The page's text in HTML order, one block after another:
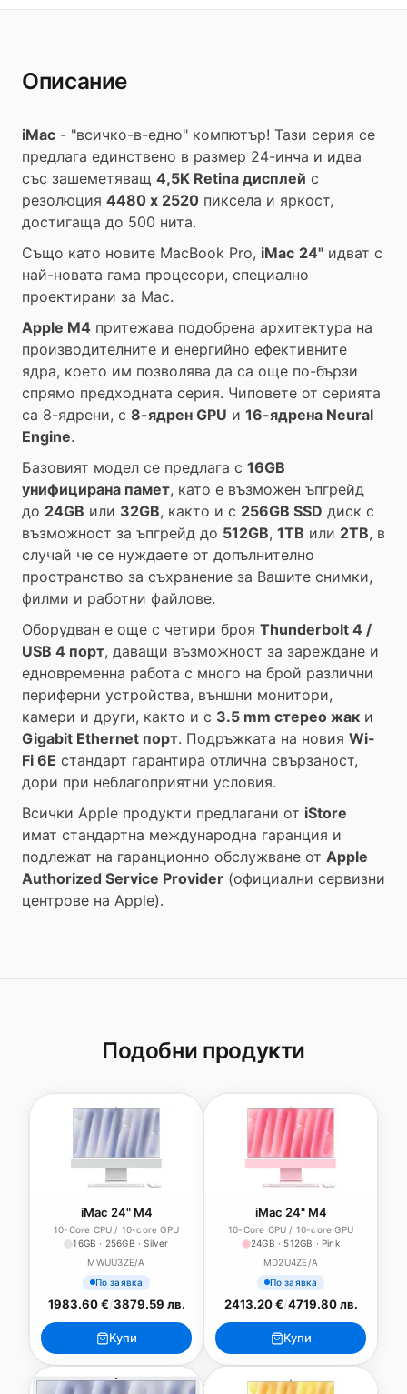
Описание
iMac - "всичко-в-едно" компютър! Тази серия се
предлага единствено в размер 24-инча и идва
със зашеметяващ 4,5K Retina дисплей с
резолюция 4480 x 2520 пиксела и яркост,
достигаща до 500 нита.
Също като новите MacBook Pro, iMac 24" идват с
най-новата гама процесори, специално
проектирани за Mac.
Apple М4 притежава подобрена архитектура на
производителните и енергийно ефективните
ядра, което им позволява да са още по-бързи
спрямо предходната серия. Чиповете от серията
са 8-ядрени, с 8-ядрен GPU и 16-ядрена Neural
Engine.
Базовият модел се предлага с 16GB
унифицирана памет, като е възможен ъпгрейд
до 24GB или 32GB, както и с 256GB SSD диск с
възможност за ъпгрейд до 512GB, 1TB или 2TB, в
случай че се нуждаете от допълнително
пространство за съхранение за Вашите снимки,
филми и работни файлове.
Оборудван е още с четири броя Thunderbolt 4 /
USB 4 порт, даващи възможност за зареждане и
едновременна работа с много на брой различни
периферни устройства, външни монитори,
камери и други, както и с 3.5 mm стерео жак и
Gigabit Ethernet порт. Подръжката на новия Wi-
Fi 6E стандарт гарантира отлична свързаност,
дори при неблагоприятни условия.
Всички Apple продукти предлагани от iStore
имат стандартна международна гаранция и
подлежат на гаранционно обслужване от Apple
Authorized Service Provider (официални сервизни
центрове на Apple).
Подобни продукти
iMac 24" M4
10-Core CPU / 10-core GPU
16GB · 256GB · Silver
MWUU3ZE/A
По заявка
1983.60 €/3879.59 лв.
Купи
iMac 24" M4
10-Core CPU / 10-core GPU
24GB · 512GB · Pink
MD2U4ZE/A
По заявка
2413.20 €/4719.80 лв.
Купи